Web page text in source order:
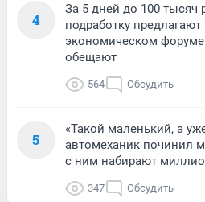
4
За 5 дней до 100 тысяч
подработку
экономическом форуме
обещают
564 Обсудить
5
«Такой маленький, а
автомеханик починил
с ним набирают
347 Обсудить